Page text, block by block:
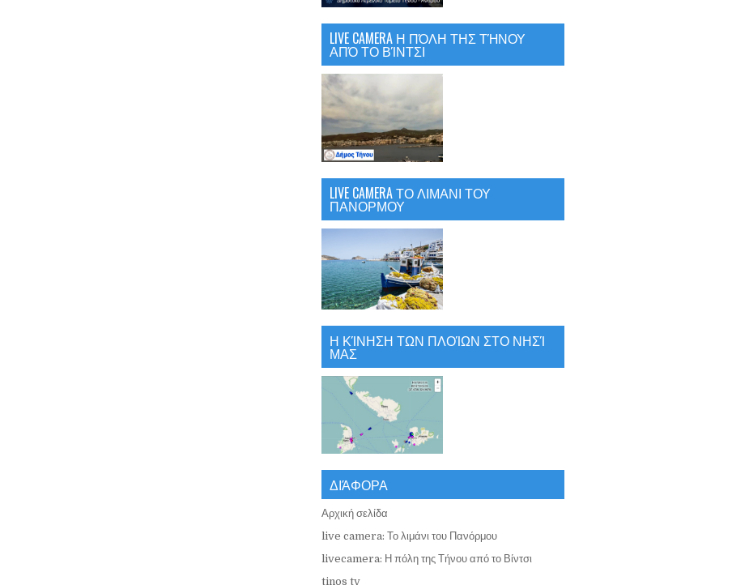
LIVE CAMERA Η ΠΌΛΗ ΤΗΣ ΤΉΝΟΥ
ΑΠΌ ΤΟ ΒΊΝΤΣΙ
LIVE CAMERA ΤΟ ΛΙΜΑΝΙ ΤΟΥ
ΠΑΝΟΡΜΟΥ
Η ΚΊΝΗΣΗ ΤΩΝ ΠΛΟΊΩΝ ΣΤΟ ΝΗΣΊ
ΜΑΣ
ΔΙΆΦΟΡΑ
Αρχική σελίδα
live camera: Το λιμάνι του Πανόρμου
livecamera: Η πόλη της Τήνου από το Βίντσι
tinos tv